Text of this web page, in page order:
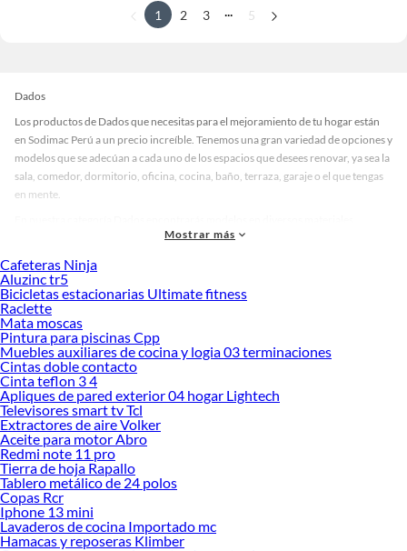
1 2 3 ... 5
Dados
Los productos de Dados que necesitas para el mejoramiento de tu hogar están
en Sodimac Perú a un precio increíble. Tenemos una gran variedad de opciones y
modelos que se adecúan a cada uno de los espacios que desees renovar, ya sea la
sala, comedor, dormitorio, oficina, cocina, baño, terraza, garaje o el que tengas
en mente.
medidas, colores y demás características específicas de tu preferencia. Recuerda
proyectos en las mejores marcas de calidad y con garantía.
Precios de Dados en Sodimac Perú
Si buscar ahorrar, estás en la tienda correcta porque en Sodimac tenemos
nuestra política de precios bajos garantizados en Dados, así que no dudes más y
compra online este producto con sus complementos para que termines tu
proyecto al 100% a un costo económico. Además, elige entre las opciones de
delivery o recojo en tienda.
Las mejores marcas de Dados
Sabemos que la calidad, confianza y seguridad son factores importantes al
momento de decidir qué modelo comprar, por ello contamos con una amplia
oferta de marcas prestigiosas y reconocidas en Dados. De esta manera, inviertes
en durabilidad, rendimiento, excelencia y satisfacción garantizada.
Mostrar más
Cafeteras Ninja
Aluzinc tr5
Bicicletas estacionarias Ultimate fitness
Raclette
Mata moscas
Pintura para piscinas Cpp
Muebles auxiliares de cocina y logia 03 terminaciones
Cintas doble contacto
Cinta teflon 3 4
Apliques de pared exterior 04 hogar Lightech
Televisores smart tv Tcl
Extractores de aire Volker
Aceite para motor Abro
Redmi note 11 pro
Tierra de hoja Rapallo
Tablero metálico de 24 polos
Copas Rcr
Iphone 13 mini
Lavaderos de cocina Importado mc
Hamacas y reposeras Klimber